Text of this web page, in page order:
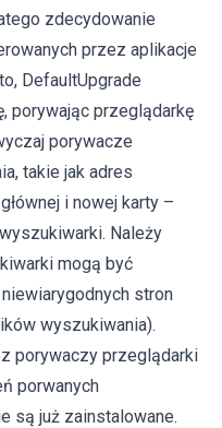
zdecydowanie
przez aplikacje
DefaultUpgrade
porywając przeglądarkę
porywacze
takie jak adres
i nowej karty –
Należy
mogą być
stron
wyszukiwania).
porywaczy przeglądarki
porwanych
są już zainstalowane.